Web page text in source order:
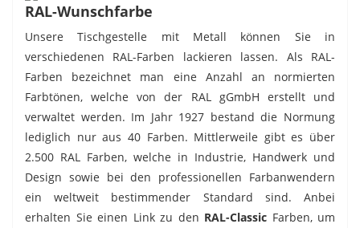
RAL-Wunschfarbe
Unsere Tischgestelle mit Metall können Sie in
verschiedenen RAL-Farben lackieren lassen. Als RAL-
Farben bezeichnet man eine Anzahl an normierten
Farbtönen, welche von der RAL gGmbH erstellt und
verwaltet werden. Im Jahr 1927 bestand die Normung
lediglich nur aus 40 Farben. Mittlerweile gibt es über
2.500 RAL Farben, welche in Industrie, Handwerk und
Design sowie bei den professionellen Farbanwendern
ein weltweit bestimmender Standard sind. Anbei
erhalten Sie einen Link zu den RAL-Classic Farben, um